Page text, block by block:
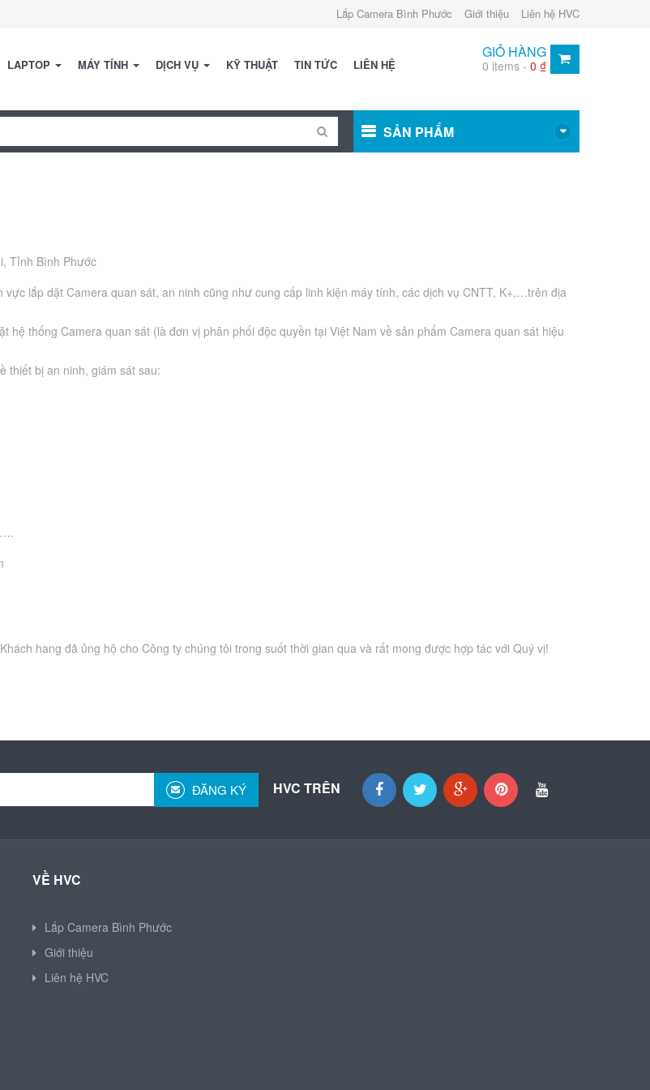
Lắp Camera Bình Phước Giới thiệu Liên hệ HVC
LAPTOP MÁY TÍNH DỊCH VỤ KỸ THUẬT TIN TỨC LIÊN HỆ
GIỎ HÀNG
0 items -0 ₫
SẢN PHẨM
Tỉnh Bình Phước
lắp dặt Camera quan sát, an ninh cũng như cung cấp linh kiện máy tính, các dịch vụ CNTT, K+,…trên địa
thống Camera quan sát (là đơn vị phân phối độc quyền tại Việt Nam về sản phẩm Camera quan sát hiệu
thiết bị an ninh, giám sát sau:
hang đã ủng hộ cho Công ty chúng tôi trong suốt thời gian qua và rất mong được hợp tác với Quý vị!
ĐĂNG KÝ HVC TRÊN
VỀ HVC
Lắp Camera Bình Phước
Giới thiệu
Liên hệ HVC